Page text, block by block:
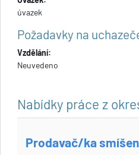
úvazek
Požadavky na
Vzdělání:
Neuvedeno
Nabídky práce z
Prodavač/ka